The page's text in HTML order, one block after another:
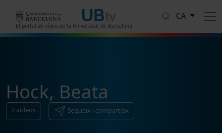
El portal de vídeo de la Universitat de Barcelona
CA
Hock, Beata
2vídeos Segueix i comparteix